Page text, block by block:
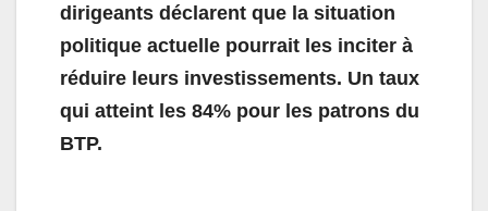
dirigeants déclarent que la situation
politique actuelle pourrait les inciter à
réduire leurs investissements. Un taux
qui atteint les 84% pour les patrons du
BTP.